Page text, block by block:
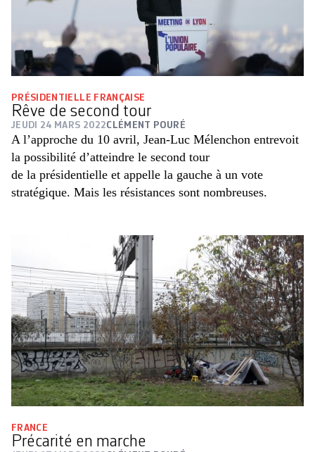
PRÉSIDENTIELLE FRANÇAISE
Rêve de second tour
JEUDI 24 MARS 2022CLÉMENT POURÉ
A l’approche du 10 avril, Jean-Luc Mélenchon entrevoit
la possibilité d’atteindre le second tour
de la présidentielle et appelle la gauche à un vote
stratégique. Mais les résistances sont nombreuses.
FRANCE
Précarité en marche